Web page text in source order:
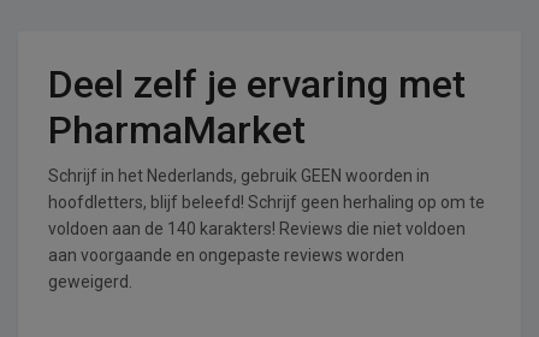
Deel zelf je ervaring met
PharmaMarket
Schrijf in het Nederlands, gebruik GEEN woorden in
hoofdletters, blijf beleefd! Schrijf geen herhaling op om te
voldoen aan de 140 karakters! Reviews die niet voldoen
aan voorgaande en ongepaste reviews worden
geweigerd.